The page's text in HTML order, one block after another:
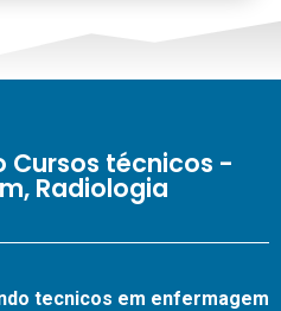
Cursos técnicos -
Radiologia
tecnicos em enfermagem